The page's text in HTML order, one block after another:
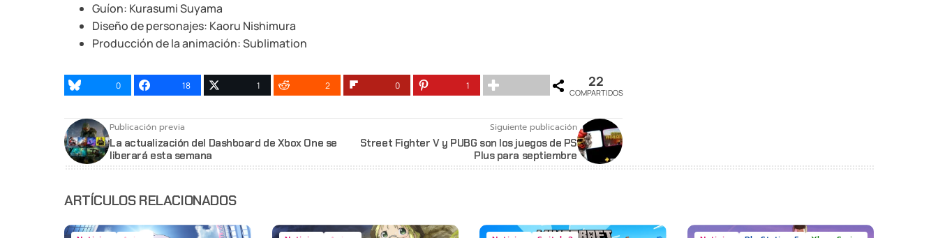
Guíon: Kurasumi Suyama
Diseño de personajes: Kaoru Nishimura
Producción de la animación: Sublimation
0 18 1 2 0 1 22
COMPARTIDOS
Publicación previa
La actualización del Dashboard de Xbox One se
liberará esta semana
Siguiente publicación
Street Fighter V y PUBG son los juegos de PS
Plus para septiembre
ARTÍCULOS RELACIONADOS